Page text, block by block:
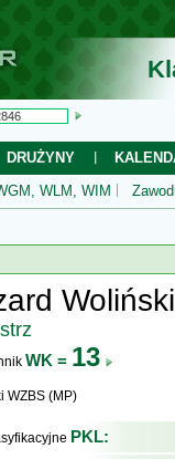
DRUŻYNY
WLM, WIM
Woliński
WK = 13
WZBS (MP)
PKL: